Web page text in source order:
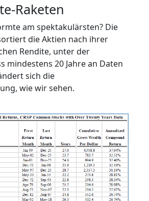
am spektakulärsten? Die
die Aktien nach ihrer
Rendite, unter der
mindestens 20 Jahre an Daten
sich die
wie wir sehen.